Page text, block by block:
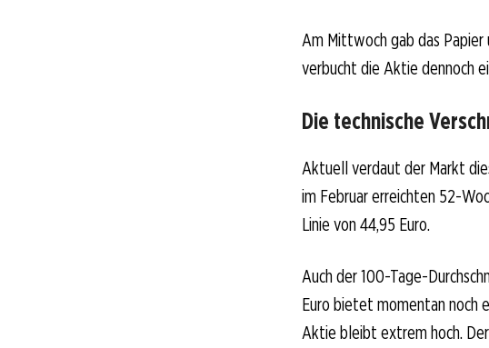
Am Mittwoch gab das
verbucht die Aktie dennoch
Die technische
Aktuell verdaut der Markt
im Februar erreichten 52-
Linie von 44,95 Euro.
Auch der 100-Tage-
Euro bietet momentan noch
Aktie bleibt extrem hoch.